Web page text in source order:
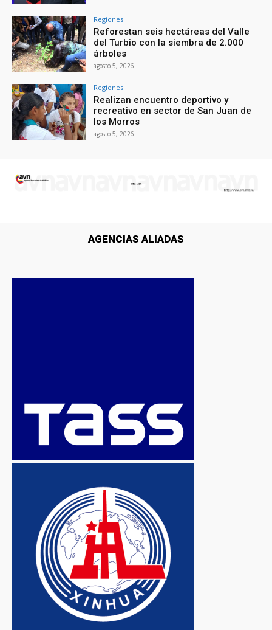
Regiones
Reforestan seis hectáreas del Valle
del Turbio con la siembra de 2.000
árboles
agosto 5, 2026
Regiones
Realizan encuentro deportivo y
recreativo en sector de San Juan de
los Morros
agosto 5, 2026
AGENCIAS ALIADAS